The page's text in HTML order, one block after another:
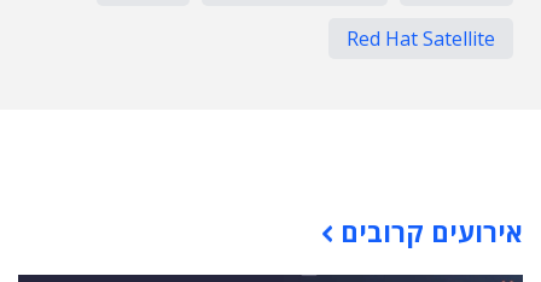
Red Hat Satellite
אירועים קרובים